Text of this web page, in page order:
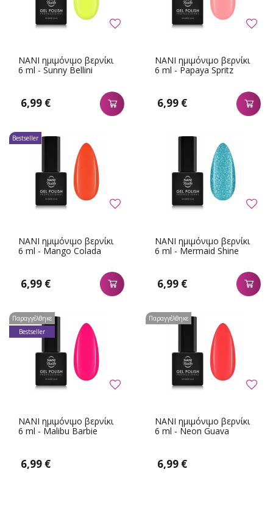
NANI ημιμόνιμο βερνίκι
6 ml - Sunny Bellini
6,99 €
NANI ημιμόνιμο βερνίκι
6 ml - Papaya Spritz
6,99 €
NANI ημιμόνιμο βερνίκι
6 ml - Mango Colada
6,99 €
Bestseller
NANI ημιμόνιμο βερνίκι
6 ml - Mermaid Shine
6,99 €
NANI ημιμόνιμο βερνίκι
6 ml - Malibu Barbie
6,99 €
Παραγγέλθηκε
Bestseller
NANI ημιμόνιμο βερνίκι
6 ml - Neon Guava
6,99 €
Παραγγέλθηκε